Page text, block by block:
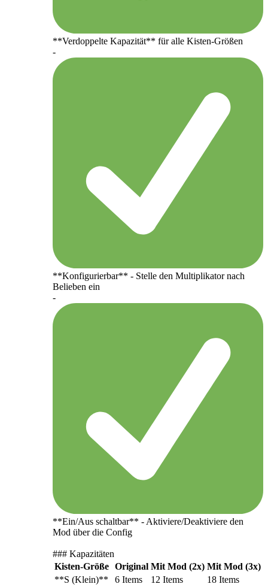
**Verdoppelte Kapazität** für alle Kisten-Größen
-
**Konfigurierbar** - Stelle den Multiplikator nach
Belieben ein
-
**Ein/Aus schaltbar** - Aktiviere/Deaktiviere den
Mod über die Config
### Kapazitäten
Kisten-Größe Original Mit Mod (2x) Mit Mod (3x)
**S (Klein)**
6 Items 12 Items
18 Items